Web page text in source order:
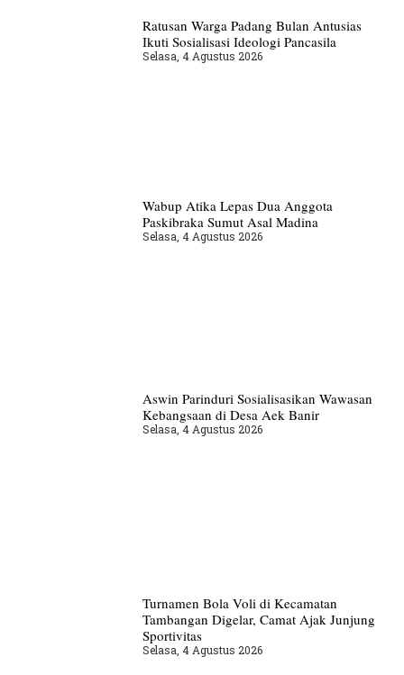
Ratusan Warga Padang Bulan Antusias
Ikuti Sosialisasi Ideologi Pancasila
Selasa, 4 Agustus 2026
Wabup Atika Lepas Dua Anggota
Paskibraka Sumut Asal Madina
Selasa, 4 Agustus 2026
Aswin Parinduri Sosialisasikan Wawasan
Kebangsaan di Desa Aek Banir
Selasa, 4 Agustus 2026
Turnamen Bola Voli di Kecamatan
Tambangan Digelar, Camat Ajak Junjung
Sportivitas
Selasa, 4 Agustus 2026